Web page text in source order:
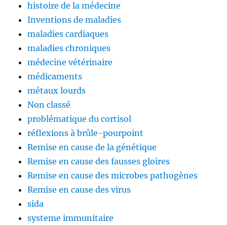
histoire de la médecine
Inventions de maladies
maladies cardiaques
maladies chroniques
médecine vétérinaire
médicaments
métaux lourds
Non classé
problématique du cortisol
réflexions à brûle-pourpoint
Remise en cause de la génétique
Remise en cause des fausses gloires
Remise en cause des microbes pathogènes
Remise en cause des virus
sida
systeme immunitaire